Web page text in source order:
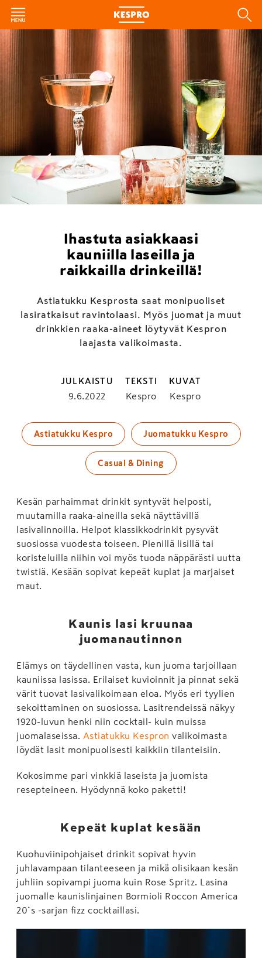
Ihastuta asiakkaasi
kauniilla laseilla ja
raikkailla drinkeillä!
Astiatukku Kesprosta saat monipuoliset
lasiratkaisut ravintolaasi. Myös juomat ja muut
drinkkien raaka-aineet löytyvät Kespron
laajasta valikoimasta.
JULKAISTU
9.6.2022
TEKSTI
Kespro
KUVAT
Kespro
Astiatukku Kespro Juomatukku Kespro
Casual & Dining
Kesän parhaimmat drinkit syntyvät helposti,
muutamilla raaka-aineilla sekä näyttävillä
lasivalinnoilla. Helpot klassikkodrinkit pysyvät
suosiossa vuodesta toiseen. Pienillä lisillä tai
koristeluilla niihin voi myös tuoda näppärästi uutta
twistiä. Kesään sopivat kepeät kuplat ja marjaiset
maut.
Kaunis lasi kruunaa
juomanautinnon
Elämys on täydellinen vasta, kun juoma tarjoillaan
kauniissa lasissa. Erilaiset kuvioinnit ja pinnat sekä
värit tuovat lasivalikoimaan eloa. Myös eri tyylien
sekoittaminen on suosiossa. Lasitrendeissä näkyy
1920-luvun henki niin cocktail- kuin muissa
juomalaseissa. Astiatukku Kespron valikoimasta
löydät lasit monipuolisesti kaikkiin tilanteisiin.
Kokosimme pari vinkkiä laseista ja juomista
resepteineen. Hyödynnä koko paketti!
Kepeät kuplat kesään
Kuohuviinipohjaiset drinkit sopivat hyvin
juhlavampaan tilanteeseen ja mikä olisikaan kesän
juhliin sopivampi juoma kuin Rose Spritz. Lasina
juomalle kaunislinjainen Bormioli Roccon America
20`s -sarjan fizz cocktaillasi.